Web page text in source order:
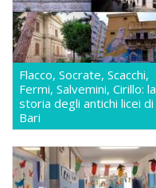
Flacco, Socrate, Scacchi,
Fermi, Salvemini, Cirillo: la
storia degli antichi licei di
Bari